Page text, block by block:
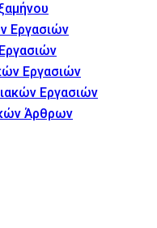
Εργασιών
Εργασιών
Εργασιών
Άρθρων